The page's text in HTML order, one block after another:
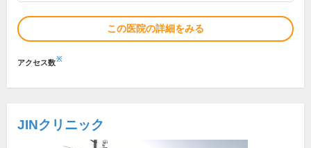
この医院の詳細をみる
アクセス数※
JINクリニック